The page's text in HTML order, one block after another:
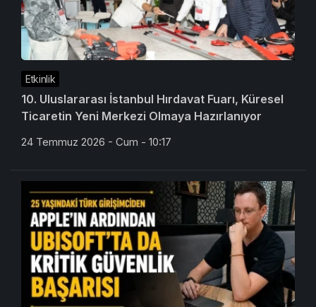
Etkinlik
10. Uluslararası İstanbul Hırdavat Fuarı, Küresel
Ticaretin Yeni Merkezi Olmaya Hazırlanıyor
24 Temmuz 2026 - Cum - 10:17